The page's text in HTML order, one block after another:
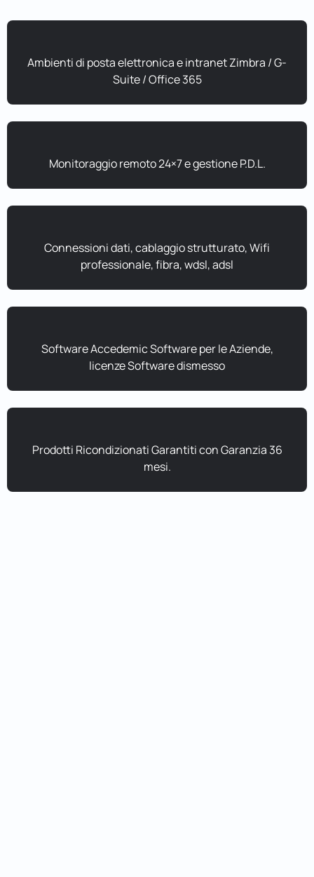
Ambienti di posta elettronica e intranet Zimbra / G-
Suite / Office 365
Monitoraggio remoto 24×7 e gestione P.D.L.
Connessioni dati, cablaggio strutturato, Wifi
professionale, fibra, wdsl, adsl
Software Accedemic Software per le Aziende,
licenze Software dismesso
Prodotti Ricondizionati Garantiti con Garanzia 36
mesi.